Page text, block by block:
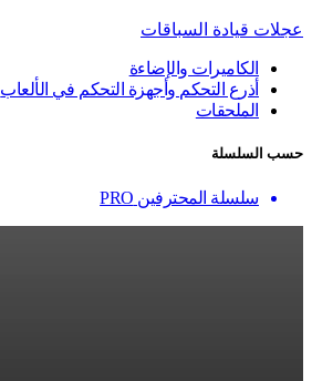
عجلات قيادة السباقات
الكاميرات والإضاءة
أذرع التحكم وأجهزة التحكم في الألعاب
الملحقات
حسب السلسلة
سلسلة المحترفين PRO